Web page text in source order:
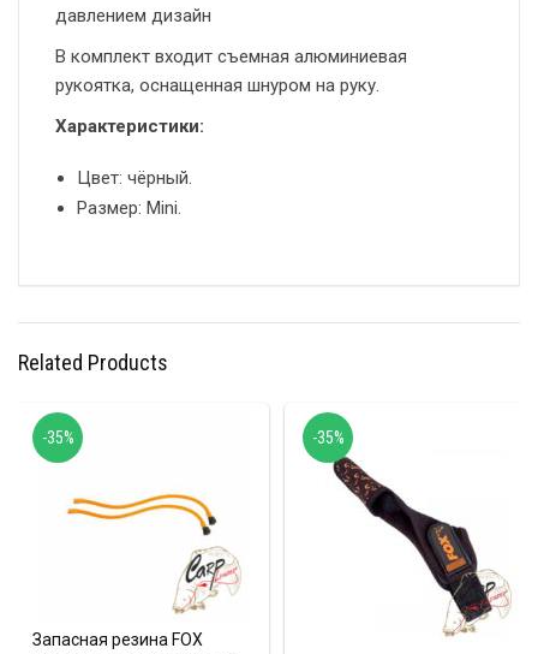
давлением дизайн
В комплект входит съемная алюминиевая
рукоятка, оснащенная шнуром на руку.
Характеристики:
Цвет: чёрный.
Размер: Mini.
Related Products
Запасная резина FOX
-35% -35%